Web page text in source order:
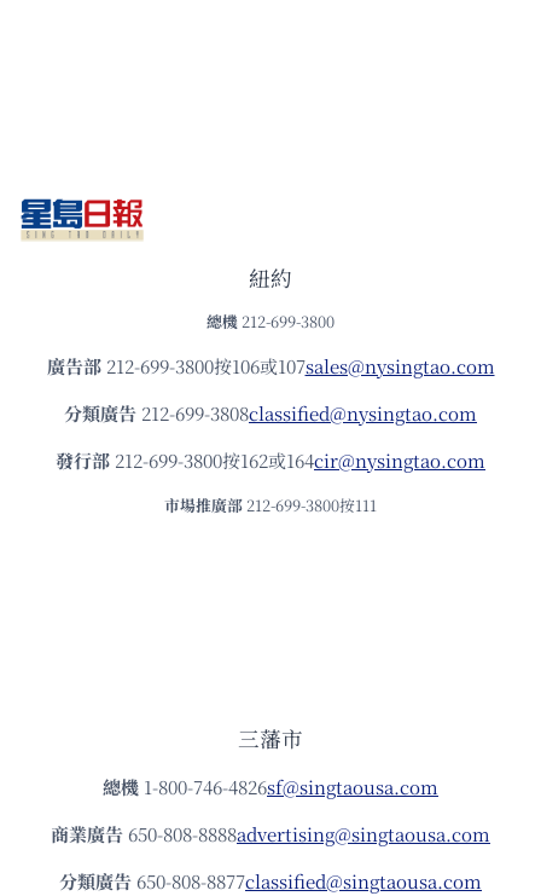
紐約
總機 212-699-3800
廣告部212-699-3800按106或107sales@nysingtao.com
分類廣告 212-699-3808classified@nysingtao.com
發⾏部 212-699-3800按162或164cir@nysingtao.com
市場推廣部 212-699-3800按111
三藩市
總機 1-800-746-4826sf@singtaousa.com
商業廣告 650-808-8888advertising@singtaousa.com
分類廣告 650-808-8877classified@singtaousa.com